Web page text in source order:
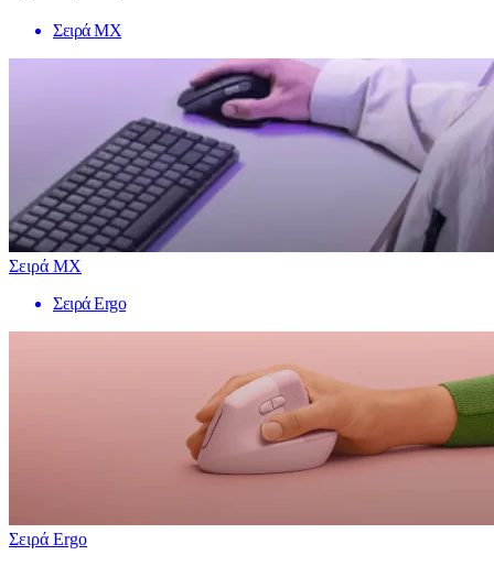
Σειρά MX
Σειρά MX
Σειρά Ergo
Σειρά Ergo